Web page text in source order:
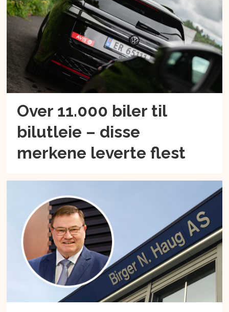
Over 11.000 biler til
bilutleie – disse
merkene leverte flest